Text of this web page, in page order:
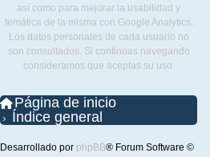
así como para mejorar la usabilidad y
temática de la misma con Google Analytics.
Los datos personales de cada usuario no
son consultados. Si continuas navegando
consideramos que aceptas su uso.
Página de inicio
Índice general
Desarrollado por phpBB® Forum Software ©